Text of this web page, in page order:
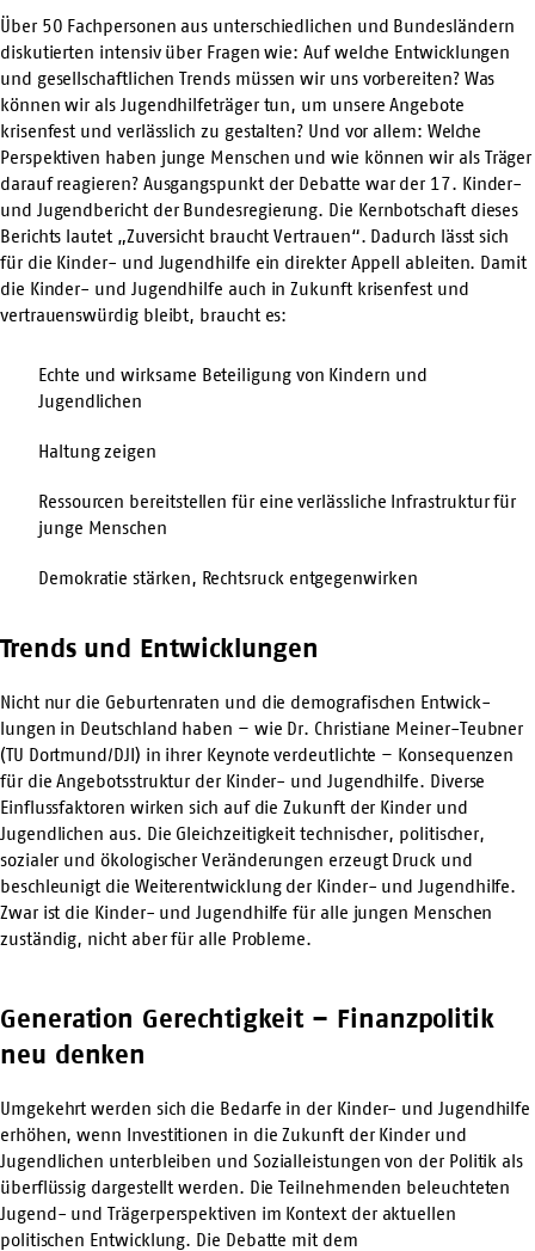
Über 50 Fachpersonen aus unterschiedlichen und Bundesländern
diskutierten intensiv über Fragen wie: Auf welche Entwick­lungen
und gesellschaftlichen Trends müssen wir uns vorbereiten? Was
können wir als Jugend­hilfeträger tun, um unsere Angebote
krisenfest und verlässlich zu gestalten? Und vor allem: Welche
Perspektiven haben junge Menschen und wie können wir als Träger
darauf reagieren? Ausgangspunkt der Debatte war der 17. Kinder-
und Jugendbericht der Bundesregierung. Die Kernbotschaft dieses
Berichts lautet „Zuversicht braucht Vertrauen“. Dadurch lässt sich
für die Kinder- und Jugendhilfe ein direkter Appell ableiten. Damit
die Kinder- und Jugendhilfe auch in Zukunft krisenfest und
vertrauenswürdig bleibt, braucht es:
Echte und wirksame Beteiligung von Kindern und
Jugendlichen
Haltung zeigen
Ressourcen bereitstellen für eine verlässliche Infrastruktur für
junge Menschen
Demokratie stärken, Rechtsruck entgegenwirken
Trends und Entwicklungen
Nicht nur die Geburtenraten und die demografischen Entwick­
lungen in Deutschland haben – wie Dr. Christiane Meiner-Teubner
(TU Dortmund/DJI) in ihrer Keynote verdeutlichte – Konsequenzen
für die Angebots­struktur der Kinder- und Jugendhilfe. Diverse
Einflussfaktoren wirken sich auf die Zukunft der Kinder und
Jugendlichen aus. Die Gleichzeitigkeit technischer, politischer,
sozialer und ökologischer Veränderungen erzeugt Druck und
beschleunigt die Weiterentwicklung der Kinder- und Jugendhilfe.
Zwar ist die Kinder- und Jugendhilfe für alle jungen Menschen
zuständig, nicht aber für alle Probleme.
Generation Gerechtigkeit – Finanzpolitik
neu denken
Umgekehrt werden sich die Bedarfe in der Kinder- und Jugendhilfe
erhöhen, wenn Investitionen in die Zukunft der Kinder und
Jugendlichen unterbleiben und Sozialleistungen von der Politik als
überflüssig dargestellt werden. Die Teilnehmenden beleuchteten
Jugend- und Trägerperspektiven im Kontext der aktuellen
politischen Entwicklung. Die Debatte mit dem